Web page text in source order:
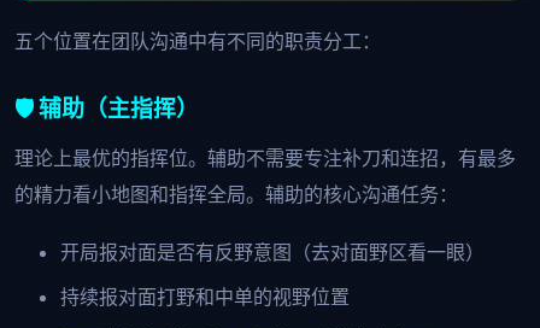
五个位置在团队沟通中有不同的职责分工：
🛡️ 辅助（主指挥）
理论上最优的指挥位。辅助不需要专注补刀和连招，有最多
的精力看小地图和指挥全局。辅助的核心沟通任务：
开局报对面是否有反野意图（去对面野区看一眼）
持续报对面打野和中单的视野位置